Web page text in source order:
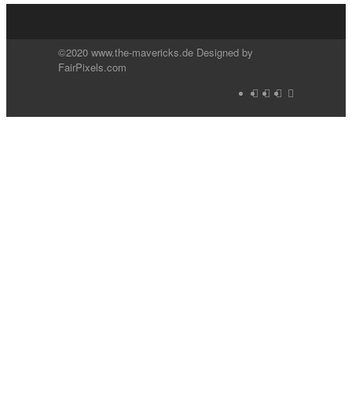
©2020 www.the-mavericks.de Designed by
FairPixels.com